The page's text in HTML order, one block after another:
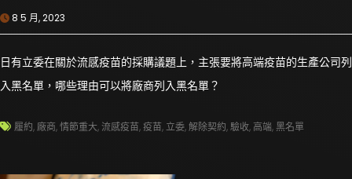
8 5 月, 2023
日有立委在關於流感疫苗的採購議題上，主張要將高端疫苗的生產公司列
入黑名單，哪些理由可以將廠商列入黑名單？
履約,廠商,情節重大,流感疫苗,疫苗,立委,解除契約,驗收, 高端,黑名單